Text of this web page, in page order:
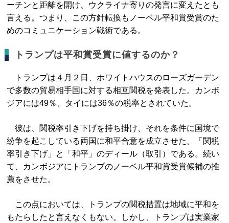
ーチンと距離を開け、ウクライナ寄りの発言に変えたとも
言える。つまり、この方針転換もノーベル平和賞受賞のた
めのコミュニケーション戦術である。
トランプは平和賞受賞に値するのか？
トランプは４月２日、ホワイトハウスのローズガーデン
で多数の貿易相手国に対する相互関税を発表した。カンボ
ジアには49％、タイには36％の税率とされていた。
彼は、関税率引き下げを持ち掛け、それを条件に国境で
紛争を起こしている両国に和平合意を成立させた。「関税
率引き下げ」と「和平」のディール（取引）である。続い
て、カンボジアにトランプのノーベル平和賞受賞候補の推
薦をさせた。
この点においては、トランプの関税措置は地域に平和を
もたらしたと言えなくもない。しかし、トランプは実業家